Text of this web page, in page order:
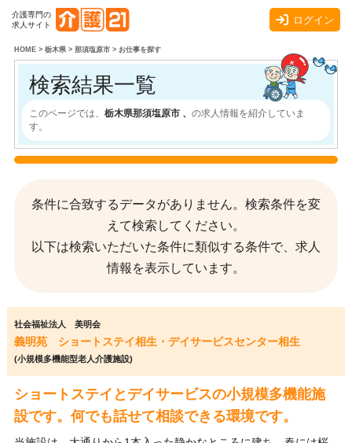
介護専門の
求人サイト
ログイン
HOME> 栃木県> 那須塩原市> お仕事を探す
検索結果一覧
このページでは、 栃木県那須塩原市 、 の求人情報を紹介していま
す。
条件に合致するデータがありません。検索条件を変
えて検索してください。
以下は検索いただいた条件に類似する条件で、求人
情報を表示しています。
社会福祉法人 美明会
義明苑 ショートステイ相生・デイサービスセンター相生
(小規模多機能型老人介護施設)
ショートステイとデイサービスの小規模多機能施
設です。何でも話せて相談できる環境です。